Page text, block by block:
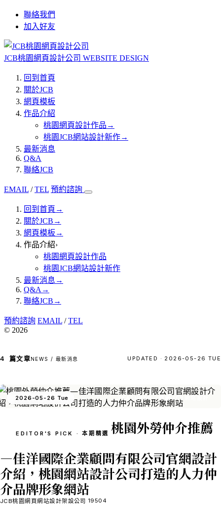
聯絡我們
加入好友
JCB桃園網頁設計公司 WEBSITE DESIGN
回到首頁
關於JCB
網頁模板
作品介紹
桃園網頁設計作品 →
桃園JCB網站設計新作→
最新消息
Q&A
聯絡JCB
EMAIL /TEL 預約諮詢
回到首頁 →
關於JCB →
網頁模板 →
作品介紹›
桃園網頁設計作品
桃園JCB網站設計新作
最新消息 →
Q&A →
聯絡JCB →
預約諮詢 EMAIL /TEL
© 2026
4 篇文章NEWS / 最新消息 UPDATED · 2026-05-26 TUE
2026-05-26 Tue FEATURED · 桃園JCB網站設計
EDITOR'S PICK · 本期精選 桃園外勞仲介推薦
—佳洋國際企業顧問有限公司官網設計
介紹，桃園網站設計公司打造的人力仲
介品牌形象網站
JCB桃園網頁網站設計架設公司 19504